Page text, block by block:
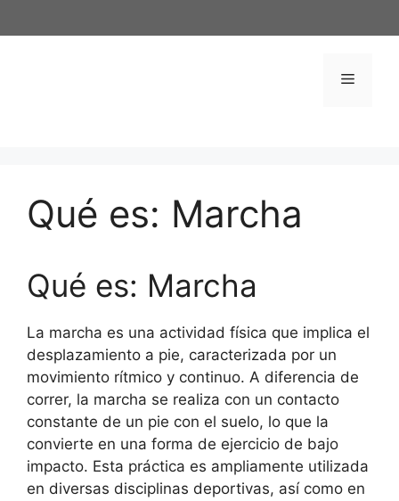
al
Menú
Qué es: Marcha
Qué es: Marcha
La marcha es una actividad física que implica el
desplazamiento a pie, caracterizada por un
movimiento rítmico y continuo. A diferencia de
correr, la marcha se realiza con un contacto
constante de un pie con el suelo, lo que la
convierte en una forma de ejercicio de bajo
impacto. Esta práctica es ampliamente utilizada
en diversas disciplinas deportivas, así como en